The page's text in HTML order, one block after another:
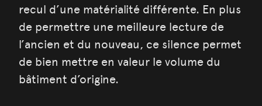
recul d’une matérialité différente. En plus
de permettre une meilleure lecture de
l’ancien et du nouveau, ce silence permet
de bien mettre en valeur le volume du
bâtiment d’origine.